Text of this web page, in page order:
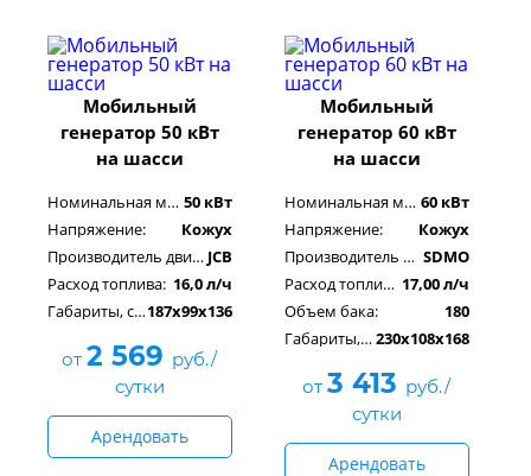
Мобильный
генератор 50 кВт
на шасси
Номинальная мощность: 50 кВт
Напряжение:
Кожух
Производитель двигателя: JCB
Расход топлива: 16,0 л/ч
Габариты, см:187х99х136
от2 569 руб./
сутки
Арендовать
Мобильный
генератор 60 кВт
на шасси
Номинальная мощность: 60 кВт
Напряжение:
Кожух
Производитель двигателя: SDMO
Расход топлива: 17,00 л/ч
Объем бака:
180
Габариты, см:230х108х168
от3 413 руб./
сутки
Арендовать